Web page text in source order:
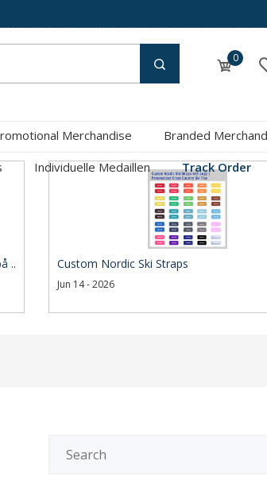
0
Merchandise
Branded
Individuelle Medaillen Track Order
.. Custom Nordic Ski Straps
Jun 14 - 2026